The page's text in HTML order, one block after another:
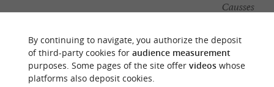
Causses
Grands Causses
By continuing to navigate, you authorize the deposit
of third-party cookies for audience measurement
purposes. Some pages of the site offer videoswhose
platforms also deposit cookies.